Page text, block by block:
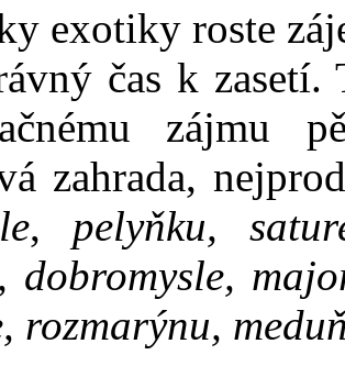
exotiky roste
čas k zasetí.
zájmu
zahrada,
, pelyňku,
dobromysle,
rozmarýnu,